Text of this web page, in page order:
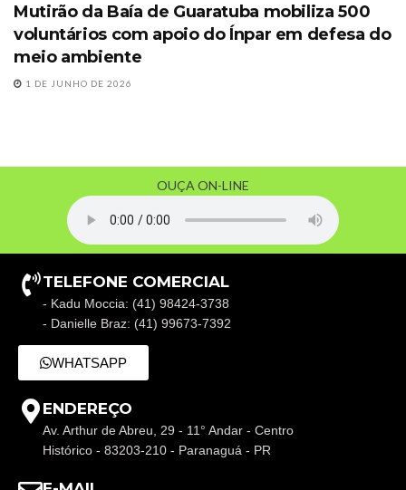
Mutirão da Baía de Guaratuba mobiliza 500
voluntários com apoio do Ínpar em defesa do
meio ambiente
1 DE JUNHO DE 2026
OUÇA ON-LINE
TELEFONE COMERCIAL
- Kadu Moccia: (41) 98424-3738
- Danielle Braz: (41) 99673-7392
WHATSAPP
ENDEREÇO
Av. Arthur de Abreu, 29 - 11° Andar - Centro
Histórico - 83203-210 - Paranaguá - PR